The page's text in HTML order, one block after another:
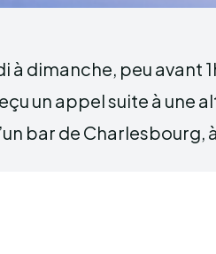
à dimanche, peu avant
un appel suite à une
bar de Charlesbourg,